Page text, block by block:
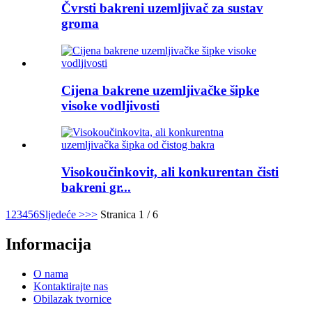
Čvrsti bakreni uzemljivač za sustav
groma
Cijena bakrene uzemljivačke šipke
visoke vodljivosti
Visokoučinkovit, ali konkurentan čisti
bakreni gr...
1 23456Sljedeće >>> Stranica 1 / 6
Informacija
O nama
Kontaktirajte nas
Obilazak tvornice